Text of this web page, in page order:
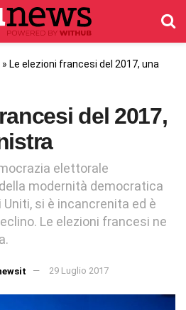
» Le elezioni francesi del 2017, una
del 2017,
elettorale
modernità democratica
si è incancrenita ed è
Le elezioni francesi ne
29 Luglio 2017